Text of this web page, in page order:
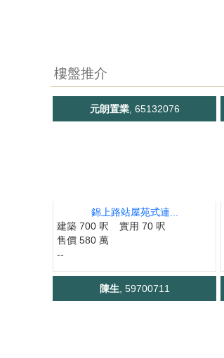
樓盤推介
元朗置業, 65132076
錦上路站屋苑式連...
建築 700 呎
實用 70 呎
售價 580 萬
--
陳生 , 59700711